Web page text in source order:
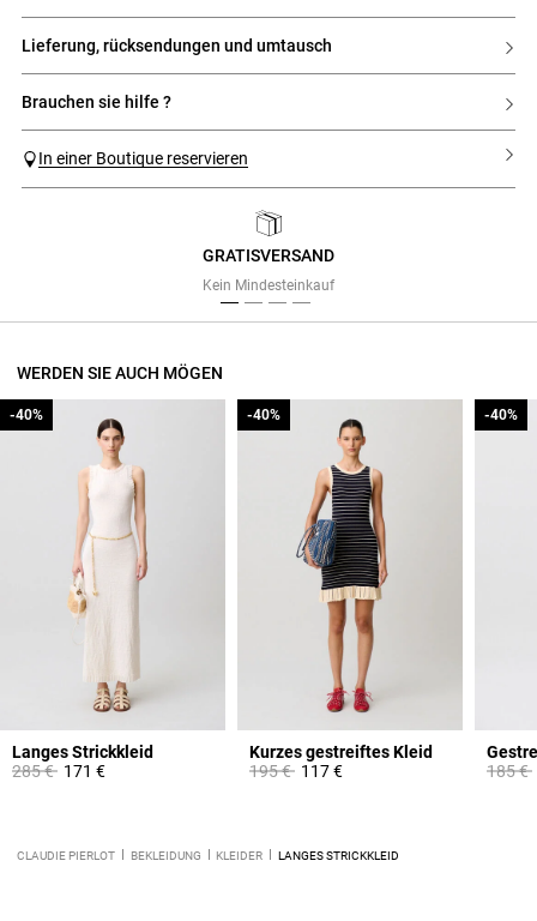
lieferung, rücksendungen und umtausch
brauchen sie hilfe ?
In einer Boutique reservieren
GRATISVERSAND
Kein Mindesteinkauf
WERDEN SIE AUCH MÖGEN
Langes Strickkleid
Price reduced from
285 €to
-40%
171 €
-40%
Kurzes gestreiftes Kleid
Price reduced from
195 €to
-40%
117 €
-40%
Price
185 €
-40%
-40%
CLAUDIE PIERLOT BEKLEIDUNG KLEIDER LANGES STRICKKLEID